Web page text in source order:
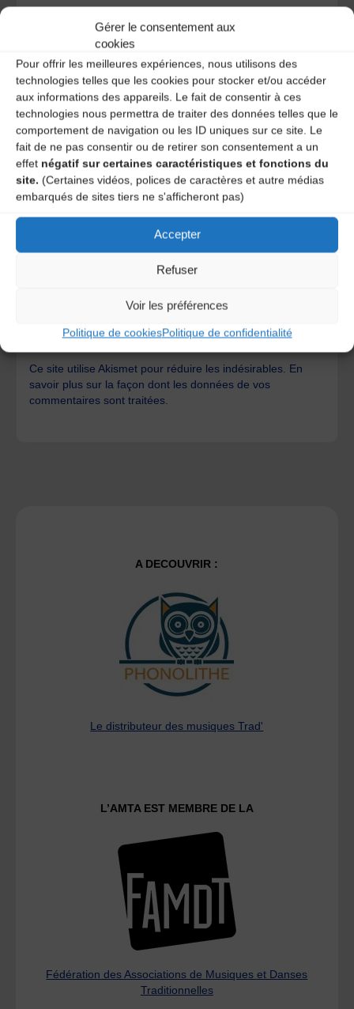
Gérer le consentement aux
cookies
Pour offrir les meilleures expériences, nous utilisons des
technologies telles que les cookies pour stocker et/ou accéder
aux informations des appareils. Le fait de consentir à ces
technologies nous permettra de traiter des données telles que le
comportement de navigation ou les ID uniques sur ce site. Le
fait de ne pas consentir ou de retirer son consentement a un
effet négatif sur certaines caractéristiques et fonctions du
site. (Certaines vidéos, polices de caractères et autre médias
embarqués de sites tiers ne s'afficheront pas)
Accepter
Refuser
Voir les préférences
Politique de cookiesPolitique de confidentialité
obligatoires sont indiqués avec*
time I post a comment.
Ce site utilise Akismet pour réduire les indésirables. En
savoir plus sur la façon dont les données de vos
commentaires sont traitées
A DECOUVRIR :
Le distributeur des musiques Trad'
L’AMTA EST MEMBRE DE LA
Fédération des Associations de Musiques et Danses
Traditionnelles